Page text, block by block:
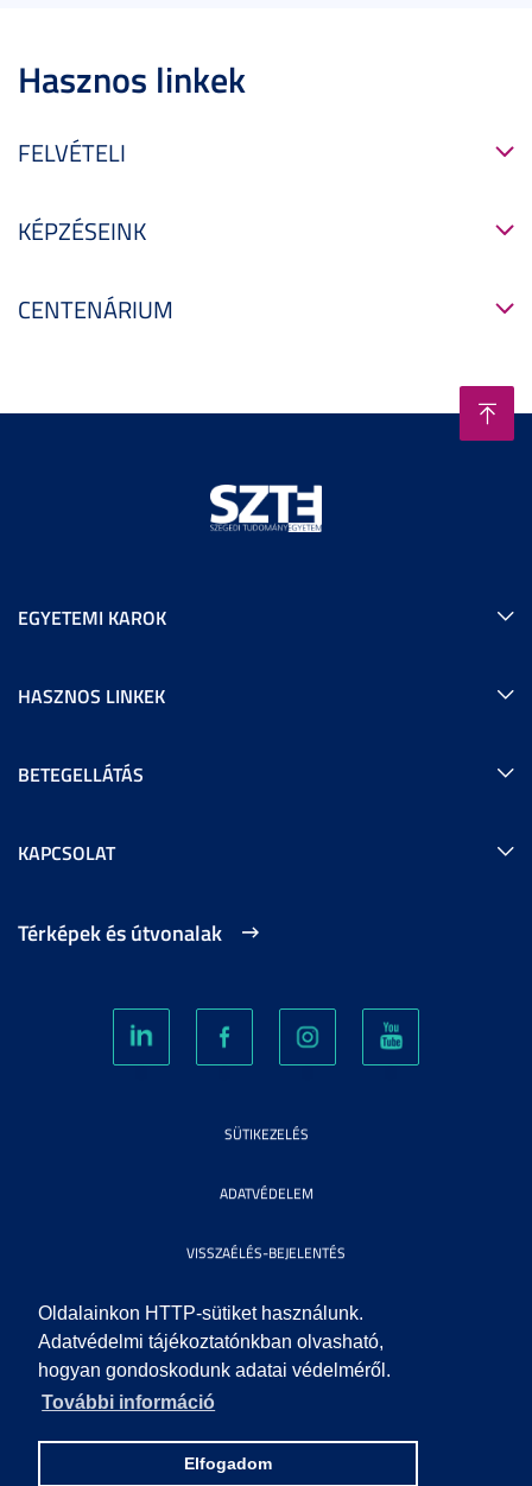
Oldalainkon HTTP-sütiket használunk.
Adatvédelmi tájékoztatónkban olvasható,
hogyan gondoskodunk adatai védelméről.
További információ
Elfogadom
Hasznos linkek
FELVÉTELI
KÉPZÉSEINK
CENTENÁRIUM
EGYETEMI KAROK
HASZNOS LINKEK
BETEGELLÁTÁS
KAPCSOLAT
Térképek és útvonalak
SÜTIKEZELÉS
ADATVÉDELEM
VISSZAÉLÉS-BEJELENTÉS
KÖZÉRDEKŰ ADATOK
IMPRESSZUM